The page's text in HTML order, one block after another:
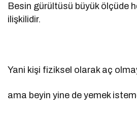
Besin gürültüsü büyük ölçüde
ilişkilidir.
Yani kişi fiziksel olarak aç
ama beyin yine de yemek